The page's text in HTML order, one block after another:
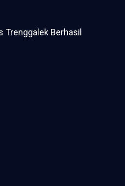
Trenggalek Berhasil